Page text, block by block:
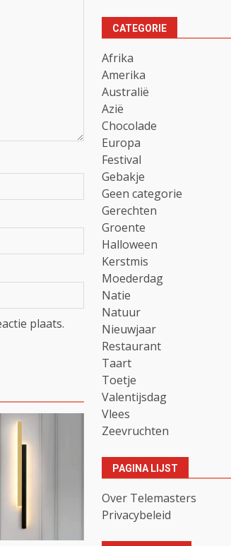
plaats.
CATEGORIE
Afrika
Amerika
Australië
Azië
Chocolade
Europa
Festival
Gebakje
Geen categorie
Gerechten
Groente
Halloween
Kerstmis
Moederdag
Natie
Natuur
Nieuwjaar
Restaurant
Taart
Toetje
Valentijsdag
Vlees
Zeevruchten
PAGINA LIJST
Over Telemasters
Privacybeleid